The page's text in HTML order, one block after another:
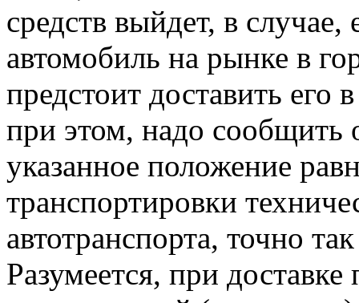
средств выйдет, в
автомобиль на рынке в
предстоит доставить
при этом, надо сообщить
указанное положение
транспортировки
автотранспорта, точно
Разумеется, при